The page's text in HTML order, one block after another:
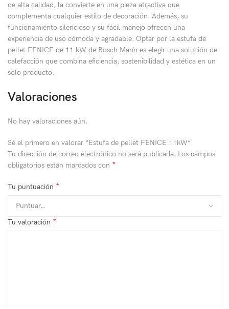
de alta calidad, la convierte en una pieza atractiva que
complementa cualquier estilo de decoración. Además, su
funcionamiento silencioso y su fácil manejo ofrecen una
experiencia de uso cómoda y agradable. Optar por la estufa de
pellet FENICE de 11 kW de Bosch Marín es elegir una solución de
calefacción que combina eficiencia, sostenibilidad y estética en un
solo producto.
Valoraciones
No hay valoraciones aún.
Sé el primero en valorar “Estufa de pellet FENICE 11kW”
Tu dirección de correo electrónico no será publicada. Los campos
obligatorios están marcados con *
Tu puntuación *
Tu valoración *